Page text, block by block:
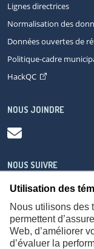
Utilisation des
Nous utilisons des
permettent
Web, d’améliorer
d’évaluer la
Lignes directrices
Normalisation des
Données ouvertes de
Politique-cadre
HackQC
NOUS JOINDRE
NOUS SUIVRE
À propos